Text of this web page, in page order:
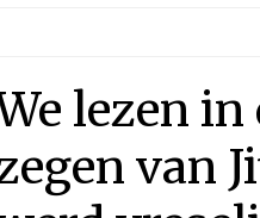
lezen in
van